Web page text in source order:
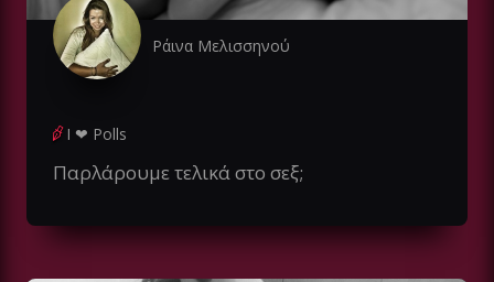
Ράινα Μελισσηνού
I ❤ Polls
Παρλάρουμε τελικά στο σεξ;